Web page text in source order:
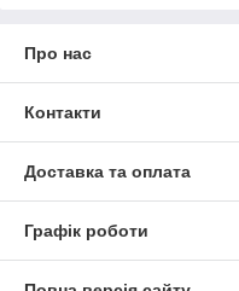
Про нас
Контакти
Доставка та оплата
Графік роботи